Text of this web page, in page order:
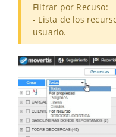
Filtrar por Recuso:
- Lista de los
usuario.